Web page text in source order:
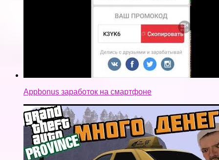
Appbonus заработок на смартфоне